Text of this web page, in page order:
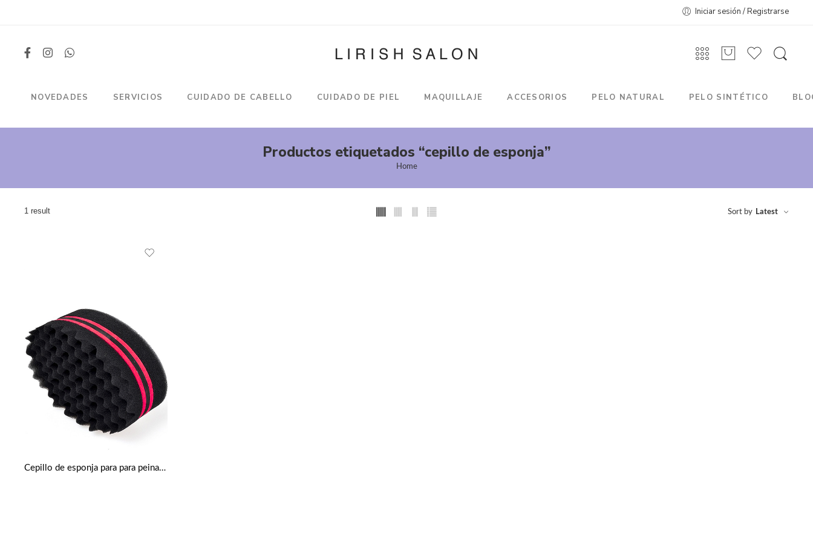
Iniciar sesión / Registrarse
NOVEDADES SERVICIOS CUIDADO DE CABELLO CUIDADO DE PIEL MAQUILLAJE ACCESORIOS PELO NATURAL PELO SINTÉTICO
Productos etiquetados “cepillo de esponja”
Home
1 result Sort by Latest
Cepillo de esponja para para peinados de torsión